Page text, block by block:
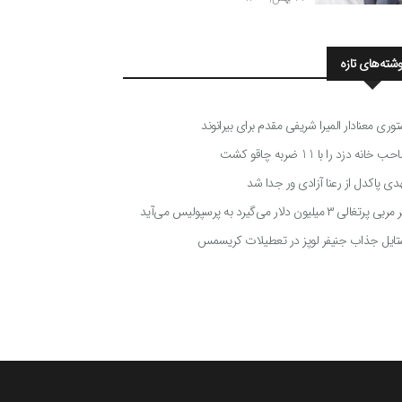
تازه
معنادار المیرا شریفی مقدم برای بیرانوند
خانه دزد را با 11 ضربه چاقو کشت
پاکدل از رعنا آزادی ور جدا شد
۳ میلیون دلار می‌گیرد به پرسپولیس می‌آید
جذاب جنیفر لوپز در تعطیلات کریسمس